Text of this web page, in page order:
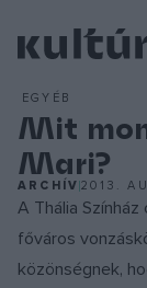
EGYÉB
Mit
Mari?
ARCHÍV2013.
A Thália
főváros
közönségnek,